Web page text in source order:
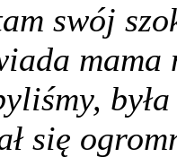
swój
mama
się